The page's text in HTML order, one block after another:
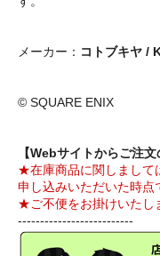
メーカー： コトブキヤ /
© SQUARE ENIX
【Webサイトからご注
★在庫商品に関しまして
申し込みいただいた時点
★ご不便をお掛けいたし
--------------------------